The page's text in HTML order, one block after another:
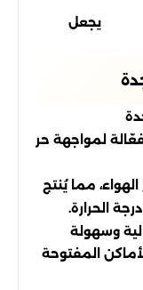
يجعل الأماكن
لمواجهة حر
مما يُنتج
الحرارة.
وسهولة
المفتوحة